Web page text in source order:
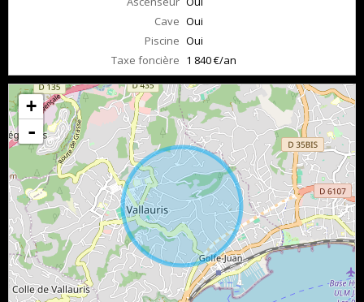
Cave Oui
Piscine Oui
Taxe foncière 1 840 €/an
+
-